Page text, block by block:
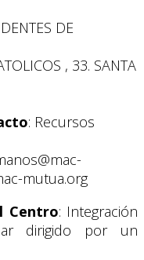
DE
, 33. SANTA
: Recursos
mutua.org
Centro: Integración
dirigido por un